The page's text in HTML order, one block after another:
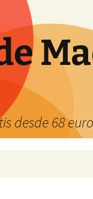
desde 68